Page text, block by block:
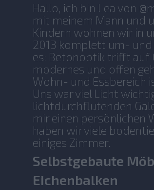
Hallo, ich bin Lea von
mit meinem Mann und
Kindern wohnen wir in
2013 komplett um- und
es: Betonoptik trifft auf
modernes und offen
Wohn- und Essbereich
Uns war viel Licht
lichtdurchflutenden
mir einen persönlichen
haben wir viele
einiges Zimmer.
Selbstgebaute
Eichenbalken